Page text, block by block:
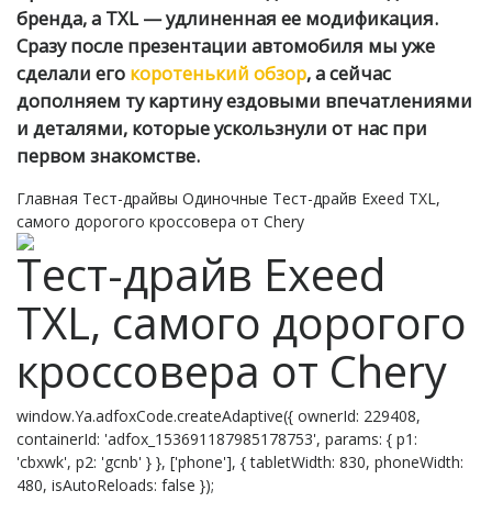
бренда, а TXL — удлиненная ее модификация.
Сразу после презентации автомобиля мы уже
сделали его коротенький обзор, а сейчас
дополняем ту картину ездовыми впечатлениями
и деталями, которые ускользнули от нас при
первом знакомстве.
Главная Тест-драйвы Одиночные Тест-драйв Exeed TXL,
самого дорогого кроссовера от Chery
Тест-драйв Exeed
TXL, самого дорогого
кроссовера от Chery
window.Ya.adfoxCode.createAdaptive({ ownerId: 229408,
containerId: 'adfox_153691187985178753', params: { p1:
'cbxwk', p2: 'gcnb' } }, ['phone'], { tabletWidth: 830, phoneWidth:
480, isAutoReloads: false });